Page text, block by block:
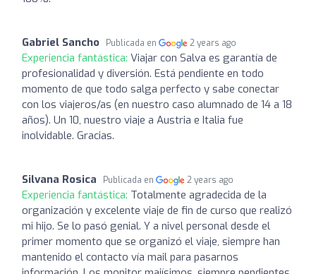
Gabriel Sancho Publicada en 2 years ago
Experiencia fantástica: Viajar con Salva es garantía de
profesionalidad y diversión. Está pendiente en todo
momento de que todo salga perfecto y sabe conectar
con los viajeros/as (en nuestro caso alumnado de 14 a 18
años). Un 10, nuestro viaje a Austria e Italia fue
inolvidable. Gracias.
Silvana Rosica Publicada en 2 years ago
Experiencia fantástica: Totalmente agradecida de la
organización y excelente viaje de fin de curso que realizó
mi hijo. Se lo pasó genial. Y a nivel personal desde el
primer momento que se organizó el viaje, siempre han
mantenido el contacto vía mail para pasarnos